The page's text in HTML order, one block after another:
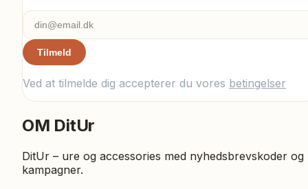
Tilmeld
Ved at tilmelde dig accepterer du vores betingelser
OM DitUr
DitUr – ure og accessories med nyhedsbrevskoder og
kampagner.